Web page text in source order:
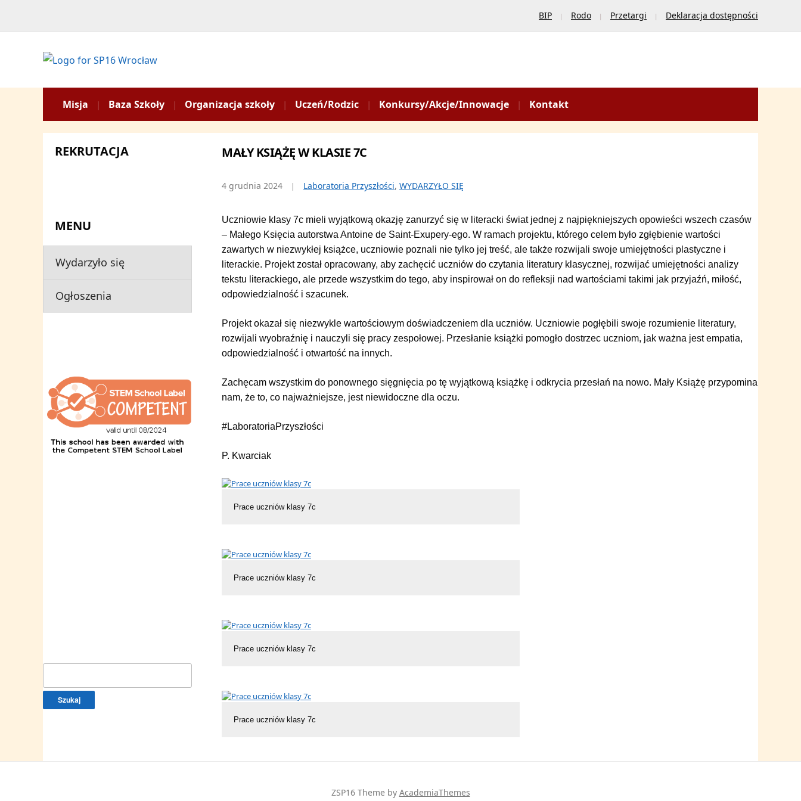
BIP Rodo Przetargi Deklaracja dostępności
Misja Baza Szkoły Organizacja szkoły Uczeń/Rodzic Konkursy/Akcje/Innowacje Kontakt
REKRUTACJA
MENU
Wydarzyło się
Ogłoszenia
MAŁY KSIĄŻĘ W KLASIE 7C
4 grudnia 2024 Laboratoria Przyszłości, WYDARZYŁO SIĘ
Uczniowie klasy 7c mieli wyjątkową okazję zanurzyć się w literacki świat jednej z najpiękniejszych opowieści wszech czasów
– Małego Księcia autorstwa Antoine de Saint-Exupery-ego. W ramach projektu, którego celem było zgłębienie wartości
zawartych w niezwykłej książce, uczniowie poznali nie tylko jej treść, ale także rozwijali swoje umiejętności plastyczne i
literackie. Projekt został opracowany, aby zachęcić uczniów do czytania literatury klasycznej, rozwijać umiejętności analizy
tekstu literackiego, ale przede wszystkim do tego, aby inspirował on do refleksji nad wartościami takimi jak przyjaźń, miłość,
odpowiedzialność i szacunek.
Projekt okazał się niezwykle wartościowym doświadczeniem dla uczniów. Uczniowie pogłębili swoje rozumienie literatury,
rozwijali wyobraźnię i nauczyli się pracy zespołowej. Przesłanie książki pomogło dostrzec uczniom, jak ważna jest empatia,
odpowiedzialność i otwartość na innych.
Zachęcam wszystkim do ponownego sięgnięcia po tę wyjątkową książkę i odkrycia przesłań na nowo. Mały Książę przypomina
nam, że to, co najważniejsze, jest niewidoczne dla oczu.
#LaboratoriaPrzyszłości
P. Kwarciak
Prace uczniów klasy 7c
Prace uczniów klasy 7c
Prace uczniów klasy 7c
Prace uczniów klasy 7c
ZSP16 Theme by AcademiaThemes